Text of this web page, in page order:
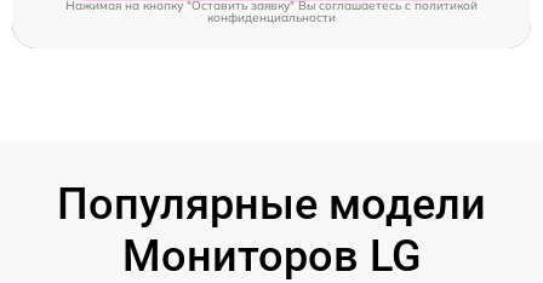
Нажимая на кнопку "Оставить заявку" Вы соглашаетесь cполитикой
конфиденциальности
Популярные модели
Мониторов LG